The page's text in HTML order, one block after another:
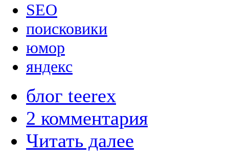
SEO
поисковики
юмор
яндекс
блог teerex
2 комментария
Читать далее